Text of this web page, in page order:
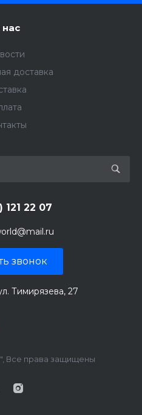
доставка
121 22 07
звонок
Тимирязева, 27
Все права защищены